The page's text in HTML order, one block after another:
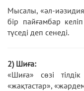
Мысалы, «әл-
бір пайғамбар
түседі деп сенеді.
2) Шиға:
«Шиға» сөзі
«жақтастар»,